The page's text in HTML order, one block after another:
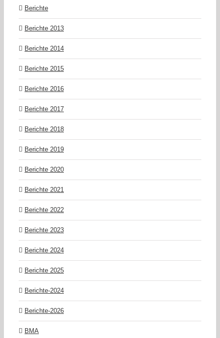
Berichte
Berichte 2013
Berichte 2014
Berichte 2015
Berichte 2016
Berichte 2017
Berichte 2018
Berichte 2019
Berichte 2020
Berichte 2021
Berichte 2022
Berichte 2023
Berichte 2024
Berichte 2025
Berichte-2024
Berichte-2026
BMA